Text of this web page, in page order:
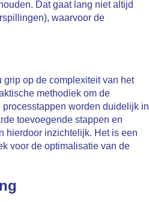
Dat gaat lang niet altijd
waarvoor de
op de complexiteit van het
methodiek om de
worden duidelijk in
toevoegende stappen en
hierdoor inzichtelijk. Het is een
voor de optimalisatie van de